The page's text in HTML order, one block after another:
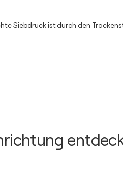
Siebdruck ist durch den